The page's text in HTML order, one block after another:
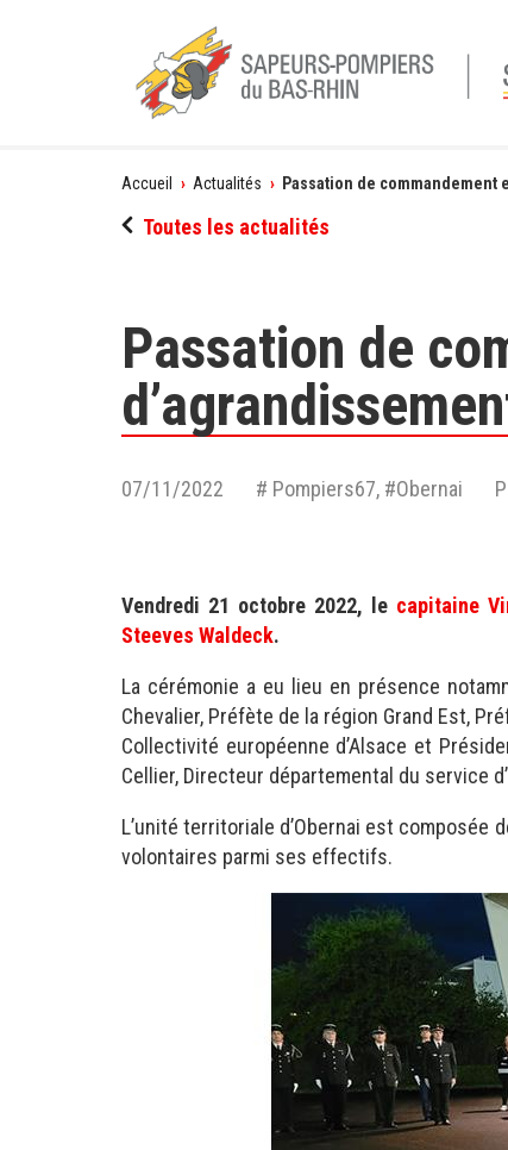
Vous
êtes
Accueil › Actualités › Passation de commandement
Toutes les actualités
Passation de
07/11/2022 # Pompiers67, #Obernai
Vendredi 21 octobre 2022, le capitaine
Steeves Waldeck.
La cérémonie a eu lieu en présence
Chevalier, Préfète de la région Grand Est,
Collectivité européenne d’Alsace et
Cellier, Directeur départemental du service
L’unité territoriale d’Obernai est
volontaires parmi ses effectifs.